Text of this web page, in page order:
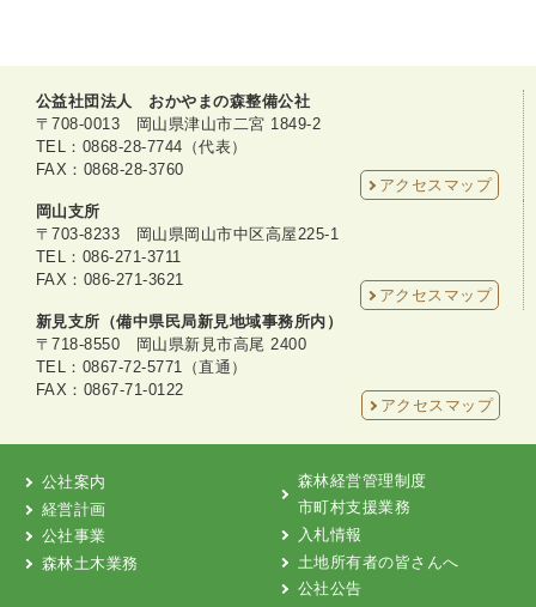
公益社団法人 おかやまの森整備公社
〒708-0013 岡山県津山市二宮 1849-2
TEL：0868-28-7744（代表）
FAX：0868-28-3760
アクセスマップ
岡山支所
〒703-8233 岡山県岡山市中区高屋225-1
TEL：086-271-3711
FAX：086-271-3621
アクセスマップ
新見支所（備中県民局新見地域事務所内）
〒718-8550 岡山県新見市高尾 2400
TEL：0867-72-5771（直通）
FAX：0867-71-0122
アクセスマップ
公社案内
経営計画
公社事業
森林土木業務
森林経営管理制度
市町村支援業務
入札情報
土地所有者の皆さんへ
公社公告